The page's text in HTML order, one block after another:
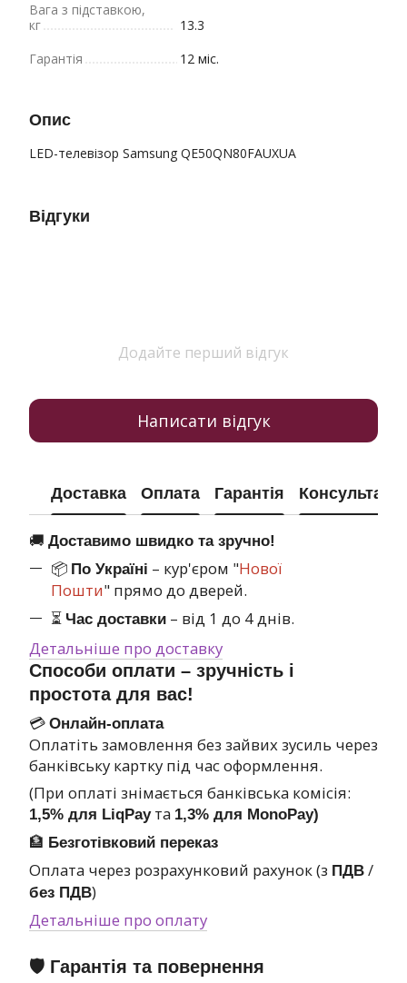
Вага з підставкою,
кг
13.3
Гарантія
12 міс.
Опис
LED-телевізор Samsung QE50QN80FAUXUA
Відгуки
Додайте перший відгук
Написати відгук
Доставка Оплата Гарантія Консультація
🚚 Доставимо швидко та зручно!
📦 По Україні – кур'єром "Нової
Пошти" прямо до дверей.
⏳ Час доставки – від 1 до 4 днів.
Детальніше про доставку
Способи оплати – зручність і
простота для вас!
💳 Онлайн-оплата
Оплатіть замовлення без зайвих зусиль через
банківську картку під час оформлення.
(При оплаті знімається банківська комісія:
1,5% для LiqPayта 1,3% для MonoPay)
🏦 Безготівковий переказ
Оплата через розрахунковий рахунок (з ПДВ /
без ПДВ)
Детальніше про оплату
🛡 Гарантія та повернення